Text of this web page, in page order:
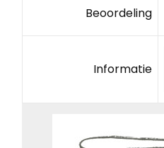
Beoordeling
Informatie